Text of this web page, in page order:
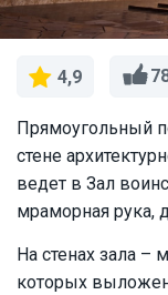
4,9
Прямоугольный
стене
ведет в Зал
мраморная рука,
На стенах зала –
которых